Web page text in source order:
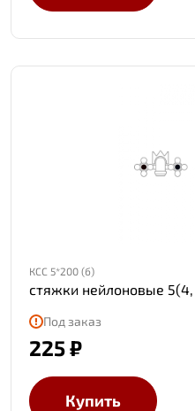
КСС 5*200 (б)
стяжки нейлоновые
Под заказ
225 ₽
Купить